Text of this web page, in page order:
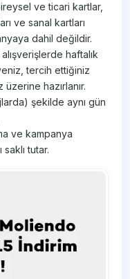
ve ticari kartlar,
ve sanal kartları
dahil değildir.
haftalık
tercih ettiğiniz
hazırlanır.
şekilde aynı gün
ve kampanya
tutar.